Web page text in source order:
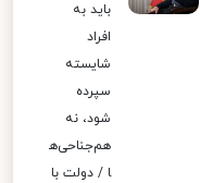
باید به
افراد
شایسته
سپرده
شود، نه
هم‌جناحی‌ه
ا / دولت با